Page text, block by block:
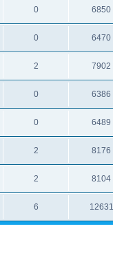
0 6850
0 6470
2 7902
0 6386
0 6489
2 8176
2 8104
6 12631